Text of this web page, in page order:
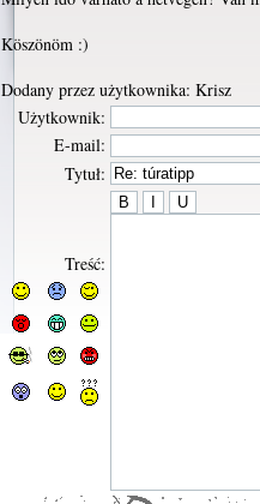
Köszönöm :)
Dodany przez użytkownika: Krisz
Użytkownik:
E-mail:
Tytuł:
Treść: